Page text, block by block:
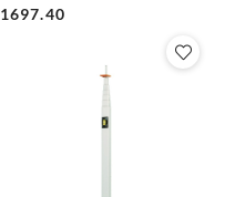
Cena:
Cena:
1697.40